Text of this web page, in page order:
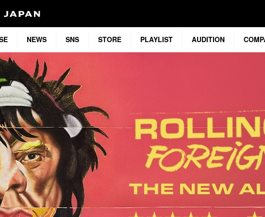
NEWS SNS STORE PLAYLIST AUDITION